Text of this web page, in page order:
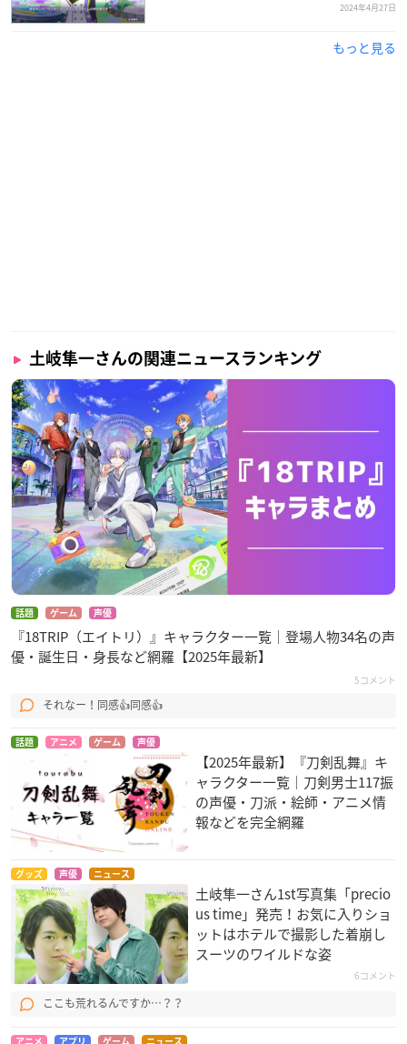
2024年4月27日
もっと見る
土岐隼一さんの関連ニュースランキング
話題 ゲーム 声優
『18TRIP（エイトリ）』キャラクター一覧｜登場人物34名の声
優・誕生日・身長など網羅【2025年最新】
5コメント
それなー！同感👍同感👍
話題 アニメ ゲーム 声優
【2025年最新】『刀剣乱舞』キ
ャラクター一覧｜刀剣男士117振
の声優・刀派・絵師・アニメ情
報などを完全網羅
グッズ 声優 ニュース
土岐隼一さん1st写真集「precio
us time」発売！お気に入りショ
ットはホテルで撮影した着崩し
スーツのワイルドな姿
6コメント
ここも荒れるんですか…？？
アニメ アプリ ゲーム ニュース